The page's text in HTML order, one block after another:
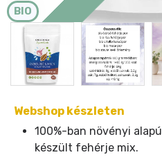
BIO
Webshop készleten
100%-ban növényi
készült fehérje mix.